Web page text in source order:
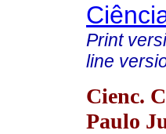
Print
line
Cienc.
Paulo